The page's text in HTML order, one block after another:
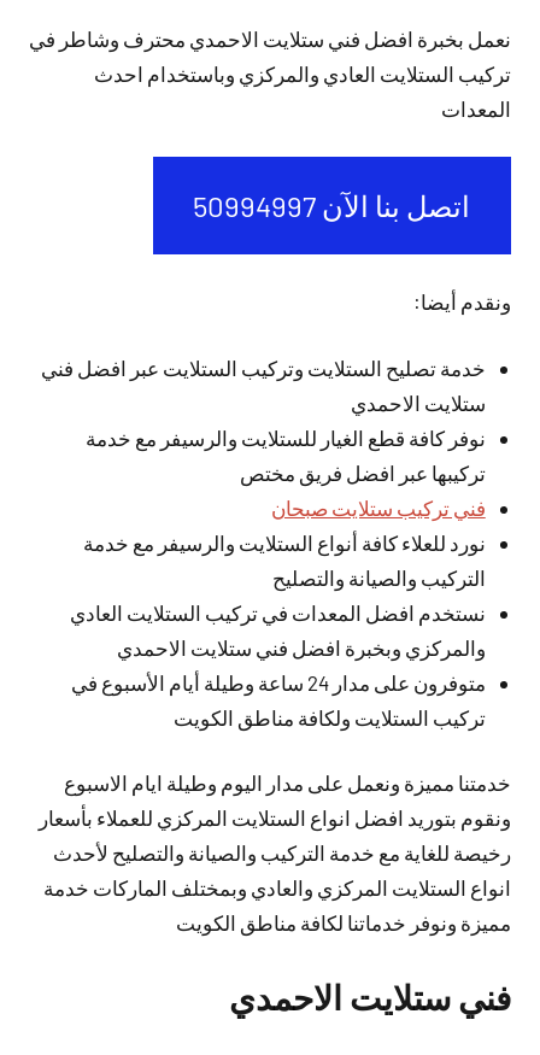
نعمل بخبرة افضل فني ستلايت الاحمدي محترف وشاطر في
تركيب الستلايت العادي والمركزي وباستخدام احدث
المعدات
اتصل بنا الآن 50994997
ونقدم أيضا:
خدمة تصليح الستلايت وتركيب الستلايت عبر افضل فني
ستلايت الاحمدي
نوفر كافة قطع الغيار للستلايت والرسيفر مع خدمة
تركيبها عبر افضل فريق مختص
فني تركيب ستلايت صبحان
نورد للعلاء كافة أنواع الستلايت والرسيفر مع خدمة
التركيب والصيانة والتصليح
نستخدم افضل المعدات في تركيب الستلايت العادي
والمركزي وبخبرة افضل فني ستلايت الاحمدي
متوفرون على مدار 24 ساعة وطيلة أيام الأسبوع في
تركيب الستلايت ولكافة مناطق الكويت
خدمتنا مميزة ونعمل على مدار اليوم وطيلة ايام الاسبوع
ونقوم بتوريد افضل انواع الستلايت المركزي للعملاء بأسعار
رخيصة للغاية مع خدمة التركيب والصيانة والتصليح لأحدث
انواع الستلايت المركزي والعادي وبمختلف الماركات خدمة
مميزة ونوفر خدماتنا لكافة مناطق الكويت
فني ستلايت الاحمدي